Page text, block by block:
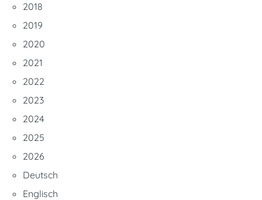
2018
2019
2020
2021
2022
2023
2024
2025
2026
Deutsch
Englisch